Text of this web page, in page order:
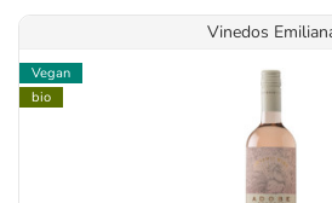
Vinedos
Vegan
bio